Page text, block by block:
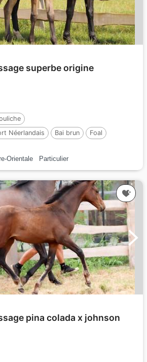
superbe origine
Néerlandais
Bai brun
Foal
Orientale Particulier
pina colada x johnson